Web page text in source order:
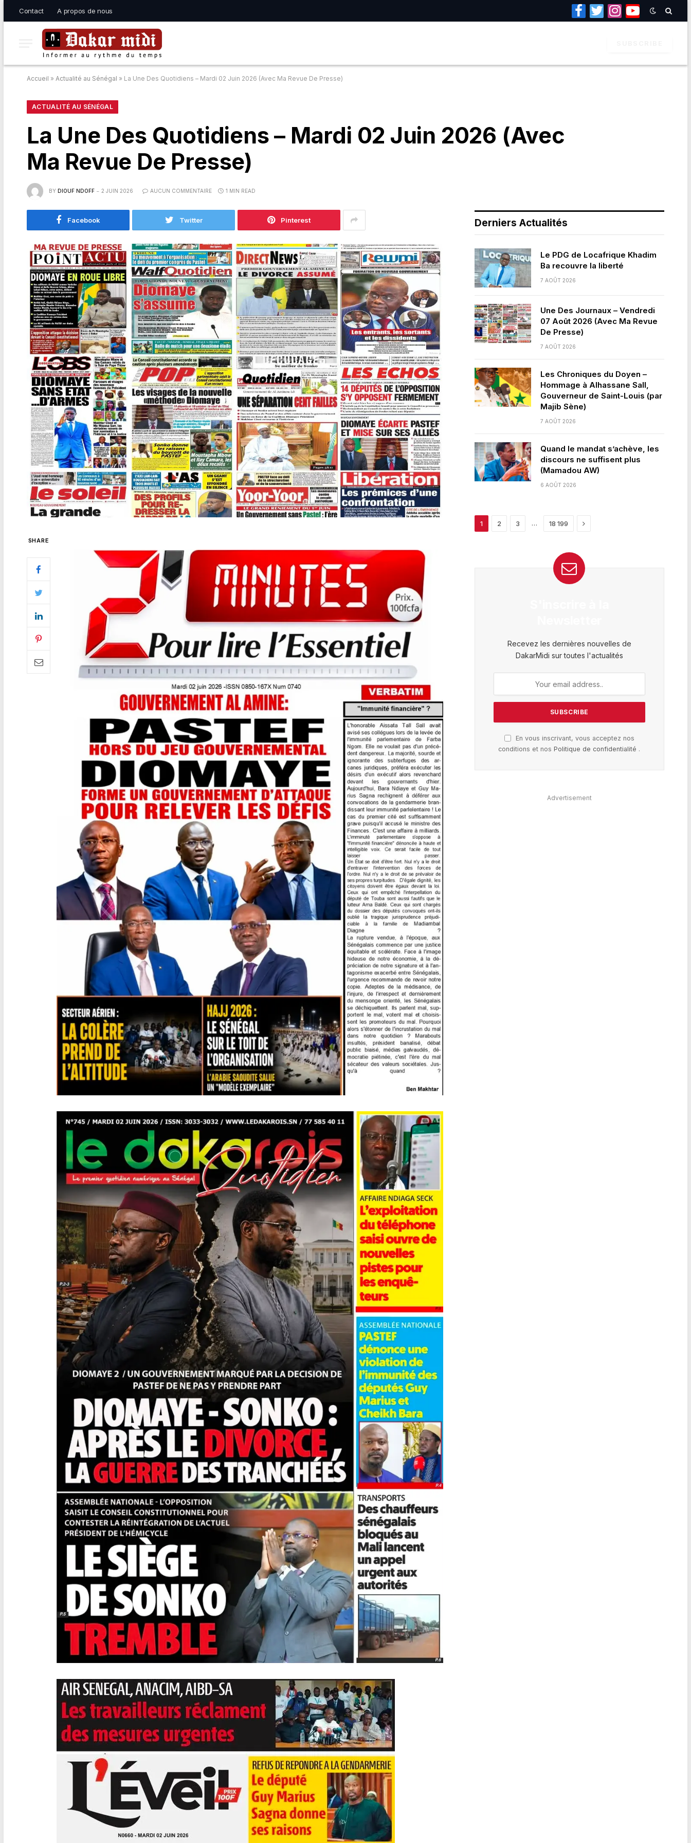
Contact A propos de nous
Facebook
TwitterInstagramYouTube
Accueil » Actualité au Sénégal » La Une Des Quotidiens – Mardi 02 Juin 2026 (Avec Ma Revue De Presse)
ACTUALITÉ AU SÉNÉGAL
La Une Des Quotidiens – Mardi 02 Juin 2026 (Avec
Ma Revue De Presse)
BY DIOUF NDOFF 2 JUIN 2026 AUCUN COMMENTAIRE 1 MIN READ
Facebook Twitter Pinterest
SHARE
Derniers Actualités
Le PDG de Locafrique Khadim
Ba recouvre la liberté
7 AOÛT 2026
Une Des Journaux – Vendredi
07 Août 2026 (Avec Ma Revue
De Presse)
7 AOÛT 2026
Les Chroniques du Doyen –
Hommage à Alhassane Sall,
Gouverneur de Saint-Louis (par
Majib Sène)
7 AOÛT 2026
Quand le mandat s’achève, les
discours ne suffisent plus
(Mamadou AW)
6 AOÛT 2026
1 2 3 … 18 199 Next
Recevez les dernières nouvelles de
DakarMidi sur toutes l'actualités
En vous inscrivant, vous acceptez nos
conditions et nosPolitique de confidentialité .
Advertisement